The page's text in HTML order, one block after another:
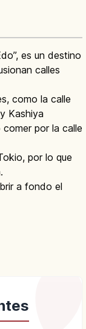
es un destino
calles
como la calle
Kashiya
por la calle
por lo que
a fondo el